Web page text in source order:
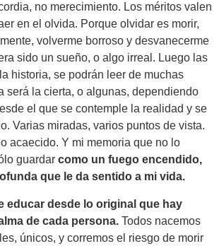
no merecimiento. Los méritos valen
en el olvida. Porque olvidar es morir,
volverme borroso y desvanecerme
sido un sueño, o algo irreal. Luego las
historia, se podrán leer de muchas
será la cierta, o algunas, dependiendo
el que se contemple la realidad y se
Varias miradas, varios puntos de vista.
acaecido. Y mi memoria que no lo
guardar como un fuego encendido,
que le da sentido a mi vida.
educar desde lo original que hay
de cada persona. Todos nacemos
únicos, y corremos el riesgo de morir